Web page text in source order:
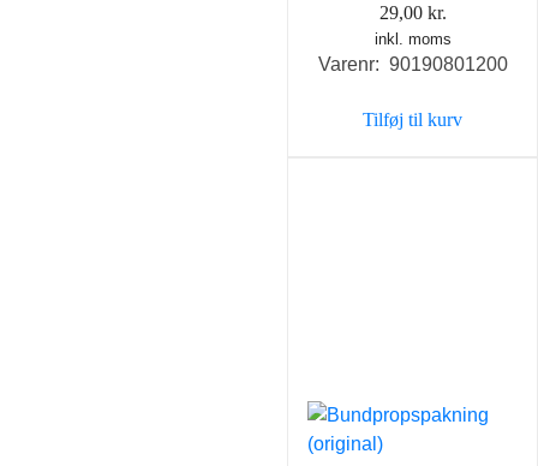
29,00 kr.
inkl. moms
Varenr: 90190801200
Tilføj til kurv